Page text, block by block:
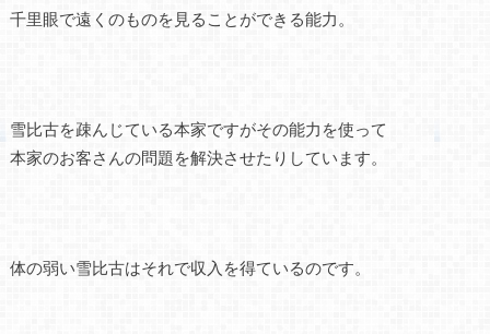
千里眼で遠くのものを見ることができる能力。
雪比古を疎んじている本家ですがその能力を使って
本家のお客さんの問題を解決させたりしています。
体の弱い雪比古はそれで収入を得ているのです。